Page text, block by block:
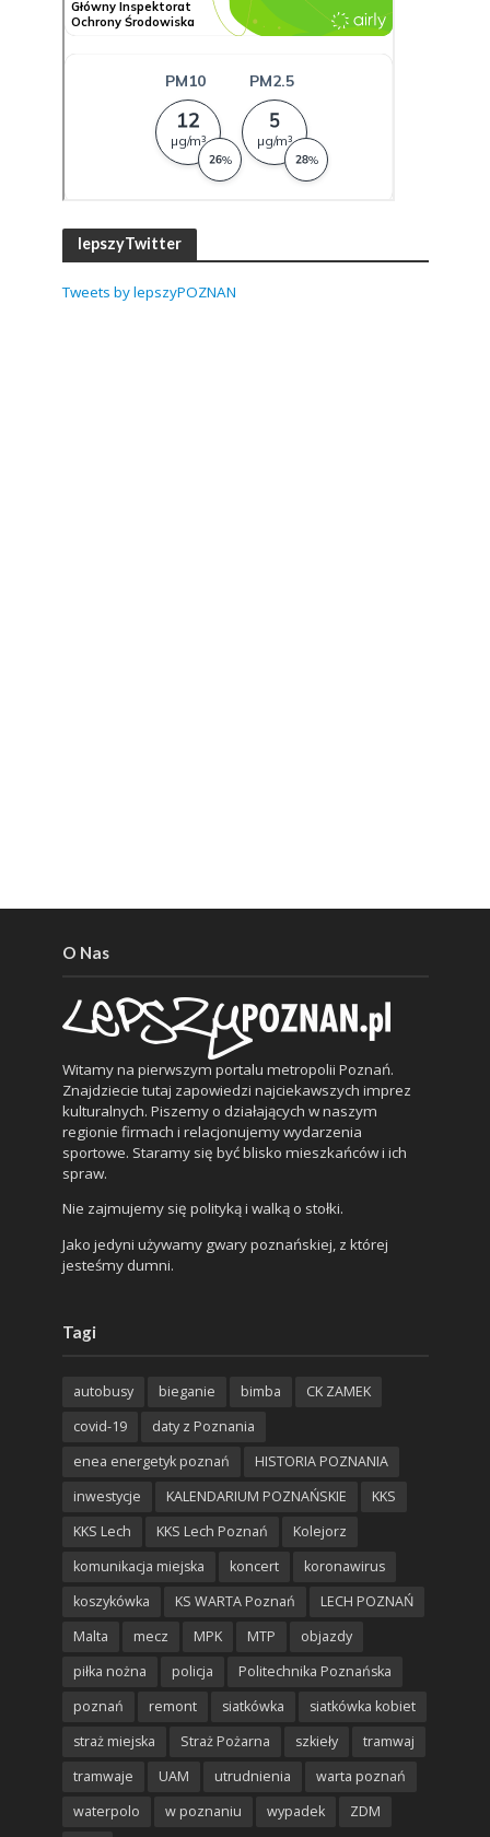
lepszyTwitter
Tweets by lepszyPOZNAN
O Nas
Witamy na pierwszym portalu metropolii Poznań.
Znajdziecie tutaj zapowiedzi najciekawszych imprez
kulturalnych. Piszemy o działających w naszym
regionie firmach i relacjonujemy wydarzenia
sportowe. Staramy się być blisko mieszkańców i ich
spraw.
Nie zajmujemy się polityką i walką o stołki.
Jako jedyni używamy gwary poznańskiej, z której
jesteśmy dumni.
Tagi
autobusy bieganie bimba
CK ZAMEK
covid-19
daty z Poznania
enea energetyk poznań
HISTORIA POZNANIA
inwestycje
KALENDARIUM POZNAŃSKIE
KKS
KKS Lech
KKS Lech Poznań
Kolejorz
komunikacja miejska
koncert
koronawirus
koszykówka
KS WARTA Poznań
LECH POZNAŃ
Malta
mecz MPK MTP
objazdy
piłka nożna
policja
Politechnika Poznańska
poznań
remont siatkówka
siatkówka kobiet
straż miejska
Straż Pożarna szkieły
tramwaj
tramwaje
UAM utrudnienia
warta poznań
waterpolo
w poznaniu wypadek
ZDM